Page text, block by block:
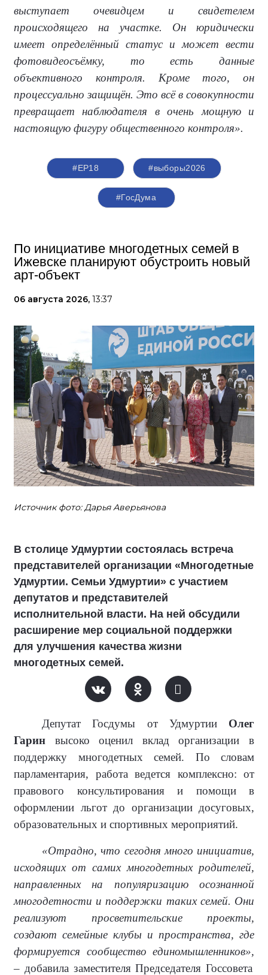
выступает очевидцем и свидетелем
происходящего на участке. Он юридически
имеет определённый статус и может вести
фотовидеосъёмку, то есть данные
объективного контроля. Кроме того, он
процессуально защищён. Это всё в совокупности
превращает наблюдателя в очень мощную и
настоящую фигуру общественного контроля».
#ЕР18 #выборы2026
#ГосДума
По инициативе многодетных семей в
Ижевске планируют обустроить новый
арт-объект
06 августа 2026, 13:37
Источник фото: Дарья Аверьянова
В столице Удмуртии состоялась встреча
представителей организации «Многодетные
Удмуртии. Семьи Удмуртии» с участием
депутатов и представителей
исполнительной власти. На ней обсудили
расширение мер социальной поддержки
для улучшения качества жизни
многодетных семей.
Депутат Госдумы от Удмуртии Олег
Гарин высоко оценил вклад организации в
поддержку многодетных семей. По словам
парламентария, работа ведется комплексно: от
правового консультирования и помощи в
оформлении льгот до организации досуговых,
образовательных и спортивных мероприятий.
«Отрадно, что сегодня много инициатив,
исходящих от самих многодетных родителей,
направленных на популяризацию осознанной
многодетности и поддержки таких семей. Они
реализуют просветительские проекты,
создают семейные клубы и пространства, где
формируется сообщество единомышленников»,
– добавила заместителя Председателя Госсовета